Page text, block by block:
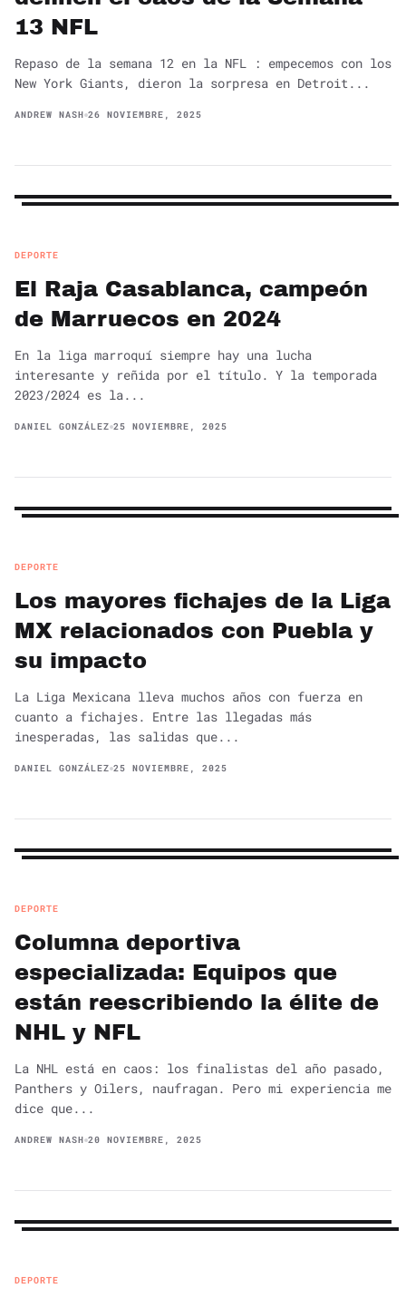
13 NFL
Repaso de la semana 12 en la NFL : empecemos con los
New York Giants, dieron la sorpresa en Detroit...
ANDREW NASH 26 NOVIEMBRE, 2025
DEPORTE
El Raja Casablanca, campeón
de Marruecos en 2024
En la liga marroquí siempre hay una lucha
interesante y reñida por el título. Y la temporada
2023/2024 es la...
DANIEL GONZÁLEZ 25 NOVIEMBRE, 2025
DEPORTE
Los mayores fichajes de la Liga
MX relacionados con Puebla y
su impacto
La Liga Mexicana lleva muchos años con fuerza en
cuanto a fichajes. Entre las llegadas más
inesperadas, las salidas que...
DANIEL GONZÁLEZ 25 NOVIEMBRE, 2025
DEPORTE
Columna deportiva
especializada: Equipos que
están reescribiendo la élite de
NHL y NFL
La NHL está en caos: los finalistas del año pasado,
Panthers y Oilers, naufragan. Pero mi experiencia me
dice que...
ANDREW NASH 20 NOVIEMBRE, 2025
DEPORTE